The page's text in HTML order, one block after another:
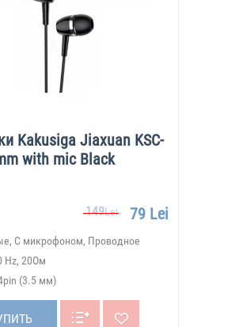
Kakusiga Jiaxuan KSC-
with mic Black
149Lei 79 Lei
С микрофоном, Проводное
Hz, 20Ом
(3.5 мм)